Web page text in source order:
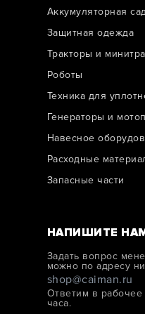
Аккумуляторная
Защитная одежда
Тракторы и
Роботы
Техника для
Генераторы и
Навесное
Расходные
Запасные части
НАПИШИТЕ
Задать вопрос
можно по адресу
shop@caiman.ru
Ответим в
часа.